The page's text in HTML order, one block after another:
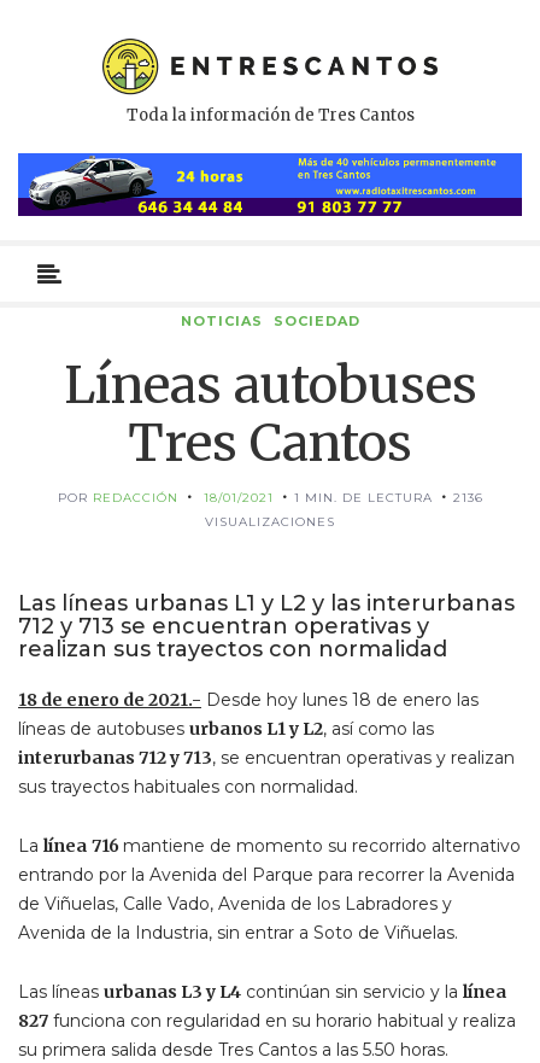
Toda la información de Tres Cantos
primario
NOTICIAS SOCIEDAD
Líneas autobuses
Tres Cantos
POR REDACCIÓN 18/01/2021 1 MIN. DE LECTURA
2136
VISUALIZACIONES
Las líneas urbanas L1 y L2 y las interurbanas
712 y 713 se encuentran operativas y
realizan sus trayectos con normalidad
18 de enero de 2021.- Desde hoy lunes 18 de enero las
líneas de autobuses urbanos L1 y L2, así como las
interurbanas 712 y 713, se encuentran operativas y realizan
sus trayectos habituales con normalidad.
La línea 716 mantiene de momento su recorrido alternativo
entrando por la Avenida del Parque para recorrer la Avenida
de Viñuelas, Calle Vado, Avenida de los Labradores y
Avenida de la Industria, sin entrar a Soto de Viñuelas.
Las líneas urbanas L3 y L4 continúan sin servicio y la línea
827 funciona con regularidad en su horario habitual y realiza
su primera salida desde Tres Cantos a las 5.50 horas.